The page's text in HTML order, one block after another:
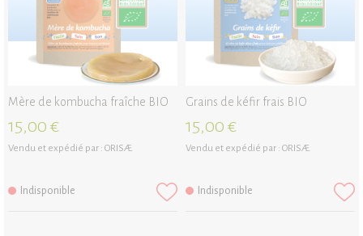
Mère de kombucha fraîche BIO
15,00 €
Vendu et expédié par : ORISÆ
Indisponible
Grains de kéfir frais BIO
15,00 €
Vendu et expédié par : ORISÆ
Indisponible